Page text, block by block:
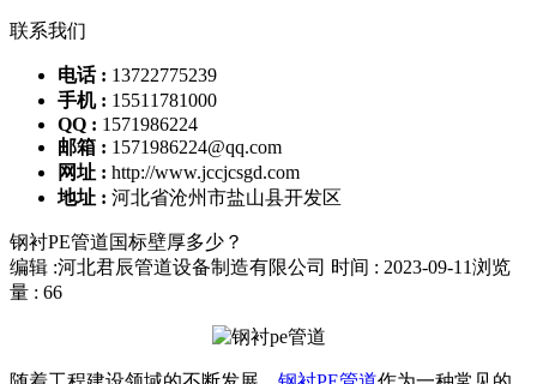
联系我们
电话 : 13722775239
手机 : 15511781000
QQ : 1571986224
邮箱 : 1571986224@qq.com
网址 : http://www.jccjcsgd.com
地址 : 河北省沧州市盐山县开发区
钢衬PE管道国标壁厚多少？
编辑 :河北君辰管道设备制造有限公司 时间 : 2023-09-11浏览
量 : 66